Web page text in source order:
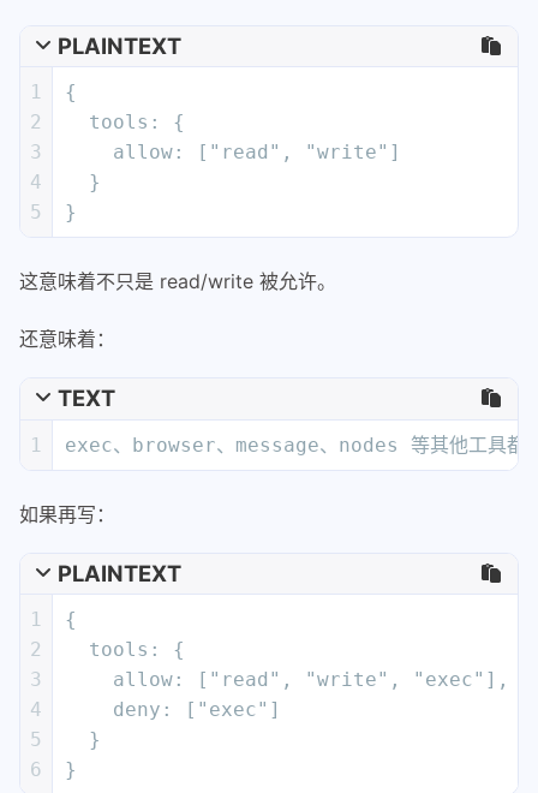
PLAINTEXT
1
2
3
4
5
{
  tools: {
    allow: ["read", "write"]
  }
}
这意味着不只是 read/write 被允许。
还意味着：
TEXT
1 exec、browser、message、nodes 等其他工具都
如果再写：
PLAINTEXT
1
2
3
4
5
6
{
  tools: {
    allow: ["read", "write", "exec"],
    deny: ["exec"]
  }
}